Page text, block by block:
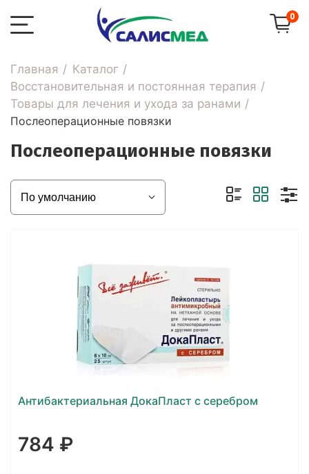
0
Главная
Каталог
Восстановительная и постоянная терапия
Товары для лечения и ухода за ранами
Послеоперационные повязки
Послеоперационные повязки
Антибактериальная ДокаПласт с серебром
784 ₽